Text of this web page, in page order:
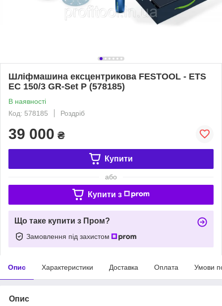
Шліфмашина ексцентрикова FESTOOL - ETS
EC 150/3 GR-Set P (578185)
В наявності
Код: 578185
Роздріб
39 000 ₴
Купити
або
Купити з
Що таке купити з Пром?
Замовлення під захистом
Опис Характеристики Доставка Оплата Умови
Опис